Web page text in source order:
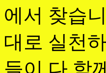
에서 찾습
대로 실천